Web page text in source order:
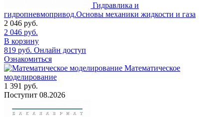
Гидравлика и
гидропневмопривод.Основы механики жидкости и газа
2 046 руб.
2 046 руб.
В корзину
819 руб. Онлайн доступ
Ознакомиться
Математическое
моделирование
1 391 руб.
Поступит 08.2026